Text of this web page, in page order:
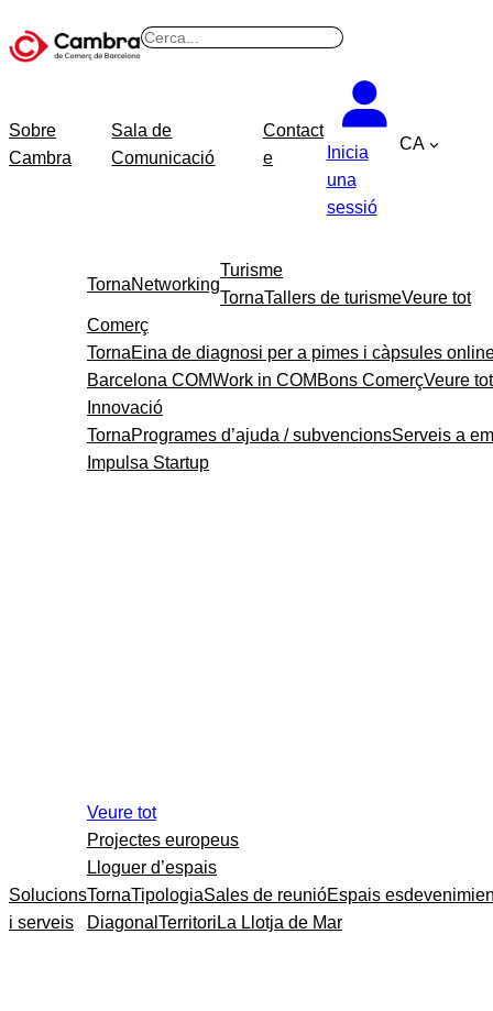
B
Sobre
Cambra
Sala de
Comunicació
Contact
e
Inicia
una
sessió
CA
Solucions
i serveis
TornaNetworking
Turisme
TornaTallers de turismeVeure tot
Comerç
TornaEina de diagnosi per a pimes i càpsules
Barcelona COMWork in COM Bons ComerçVeure tot
Innovació
TornaProgrames d’ajuda / subvencionsServeis a
Impulsa Startup
Veure tot
Projectes europeus
Lloguer d’espais
TornaTipologiaSales de reunióEspais
Diagonal Territori La Llotja de Mar